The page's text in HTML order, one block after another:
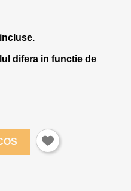
difera in functie de